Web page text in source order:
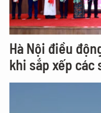
Hà Nội điều
khi sắp xếp các